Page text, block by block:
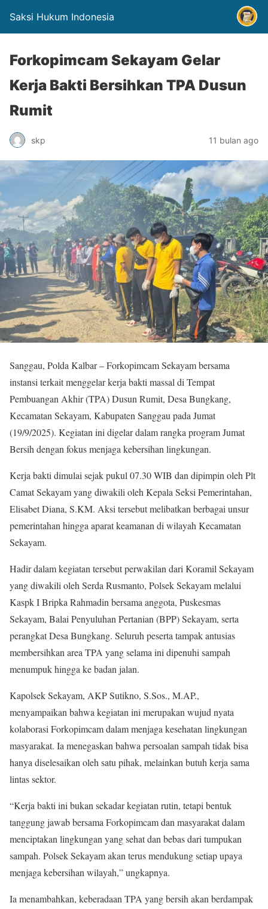
Saksi Hukum Indonesia
Forkopimcam Sekayam Gelar
Kerja Bakti Bersihkan TPA Dusun
Rumit
skp 11 bulan ago
Sanggau, Polda Kalbar – Forkopimcam Sekayam bersama
instansi terkait menggelar kerja bakti massal di Tempat
Pembuangan Akhir (TPA) Dusun Rumit, Desa Bungkang,
Kecamatan Sekayam, Kabupaten Sanggau pada Jumat
(19/9/2025). Kegiatan ini digelar dalam rangka program Jumat
Bersih dengan fokus menjaga kebersihan lingkungan.
Kerja bakti dimulai sejak pukul 07.30 WIB dan dipimpin oleh Plt
Camat Sekayam yang diwakili oleh Kepala Seksi Pemerintahan,
Elisabet Diana, S.KM. Aksi tersebut melibatkan berbagai unsur
pemerintahan hingga aparat keamanan di wilayah Kecamatan
Sekayam.
Hadir dalam kegiatan tersebut perwakilan dari Koramil Sekayam
yang diwakili oleh Serda Rusmanto, Polsek Sekayam melalui
Kaspk I Bripka Rahmadin bersama anggota, Puskesmas
Sekayam, Balai Penyuluhan Pertanian (BPP) Sekayam, serta
perangkat Desa Bungkang. Seluruh peserta tampak antusias
membersihkan area TPA yang selama ini dipenuhi sampah
menumpuk hingga ke badan jalan.
Kapolsek Sekayam, AKP Sutikno, S.Sos., M.AP.,
menyampaikan bahwa kegiatan ini merupakan wujud nyata
kolaborasi Forkopimcam dalam menjaga kesehatan lingkungan
masyarakat. Ia menegaskan bahwa persoalan sampah tidak bisa
hanya diselesaikan oleh satu pihak, melainkan butuh kerja sama
lintas sektor.
“Kerja bakti ini bukan sekadar kegiatan rutin, tetapi bentuk
tanggung jawab bersama Forkopimcam dan masyarakat dalam
menciptakan lingkungan yang sehat dan bebas dari tumpukan
sampah. Polsek Sekayam akan terus mendukung setiap upaya
menjaga kebersihan wilayah,” ungkapnya.
Ia menambahkan, keberadaan TPA yang bersih akan berdampak